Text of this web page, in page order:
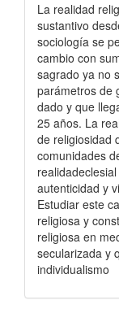
La realidad
sustantivo
sociología se
cambio con
sagrado ya no
parámetros de
dado y que
25 años. La
de religiosidad
comunidades
autenticidad y
Estudiar este
religiosa y
religiosa en
secularizada y
individualismo